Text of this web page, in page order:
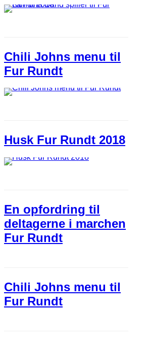
Chili Johns menu til
Fur Rundt
Husk Fur Rundt 2018
En opfordring til
deltagerne i marchen
Fur Rundt
Chili Johns menu til
Fur Rundt